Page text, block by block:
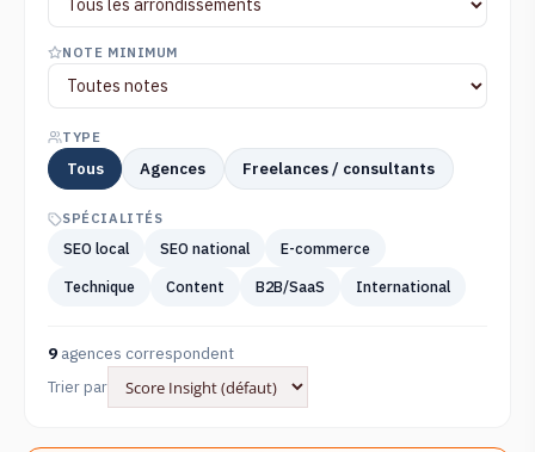
NOTE MINIMUM
TYPE
Tous Agences Freelances / consultants
SPÉCIALITÉS
SEO local SEO national E-commerce
Technique Content B2B/SaaS International
9 agences correspondent
Trier par